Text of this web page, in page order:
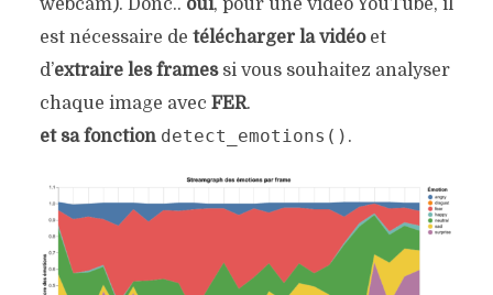
webcam). Donc.. oui, pour une vidéo YouTube, il
est nécessaire de télécharger la vidéoet
d’extraire les framessi vous souhaitez analyser
chaque image avec FER.
et sa fonction detect_emotions() .